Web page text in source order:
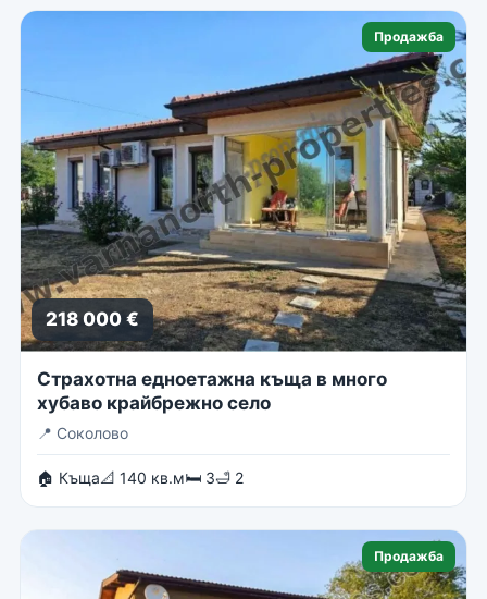
Продажба
218 000 €
Страхотна едноетажна къща в много
хубаво крайбрежно село
📍 Соколово
🏠 Къща📐 140 кв.м🛏 3🛁 2
Продажба